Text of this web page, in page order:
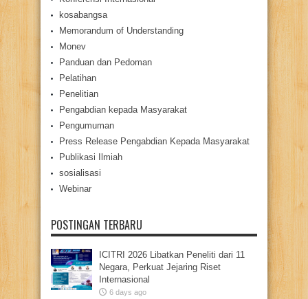
kosabangsa
Memorandum of Understanding
Monev
Panduan dan Pedoman
Pelatihan
Penelitian
Pengabdian kepada Masyarakat
Pengumuman
Press Release Pengabdian Kepada Masyarakat
Publikasi Ilmiah
sosialisasi
Webinar
POSTINGAN TERBARU
ICITRI 2026 Libatkan Peneliti dari 11
Negara, Perkuat Jejaring Riset
Internasional
6 days ago